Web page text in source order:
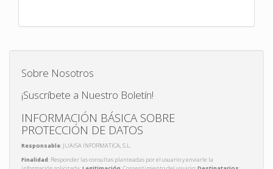
Sobre Nosotros
¡Suscríbete a Nuestro Boletín!
INFORMACIÓN BÁSICA SOBRE
PROTECCIÓN DE DATOS
Responsable: JUAISA INFORMATICA, S.L.
Finalidad: Responder las consultas planteadas por el usuario y enviarle la